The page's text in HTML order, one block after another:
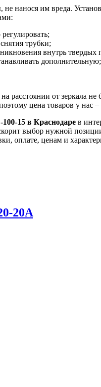
нанося им вреда.
трубки;
внутрь твердых
дополнительную;
расстоянии от зеркала
цена товаров у нас
15 в Краснодаре в
выбор нужной
оплате, ценам и
20A